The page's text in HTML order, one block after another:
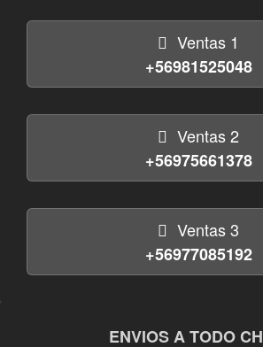
Ventas 1
+56981525048
Ventas 2
+56975661378
Ventas 3
+56977085192
ENVIOS A TODO